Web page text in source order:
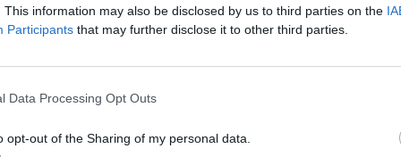
This information may also be disclosed by us to third parties on the
Participants that may further disclose it to other third parties.
Data Processing Opt Outs
opt-out of the Sharing of my personal data.